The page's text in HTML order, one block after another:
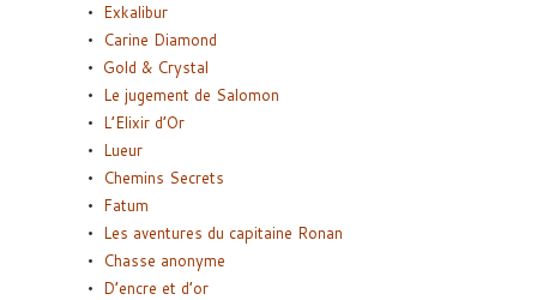
Exkalibur
Carine Diamond
Gold & Crystal
Le jugement de Salomon
L’Elixir d’Or
Lueur
Chemins Secrets
Fatum
Les aventures du capitaine Ronan
Chasse anonyme
D’encre et d’or